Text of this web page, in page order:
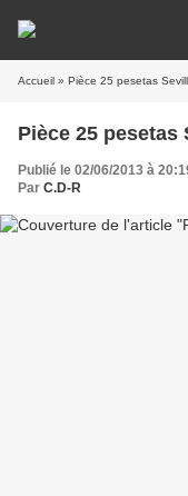
Accueil » Pièce 25 pesetas
Pièce 25 pesetas
Publié le 02/06/2013 à
Par C.D-R